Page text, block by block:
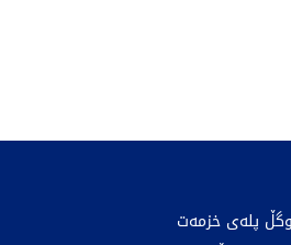
پلەی خزمەت